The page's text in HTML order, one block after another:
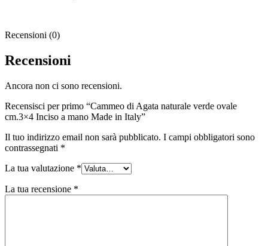
Recensioni (0)
Recensioni
Ancora non ci sono recensioni.
Recensisci per primo “Cammeo di Agata naturale verde ovale
cm.3×4 Inciso a mano Made in Italy”
Il tuo indirizzo email non sarà pubblicato. I campi obbligatori sono
contrassegnati *
La tua valutazione *
La tua recensione *